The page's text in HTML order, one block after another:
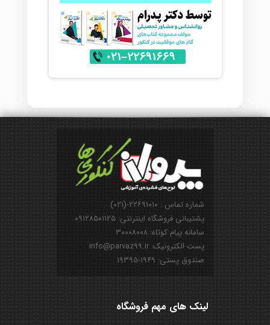
شماره تماس : ۲۲۶۹۱۰۱۰-(۰۲۱)
پشتیبانی فروشگاه اینترنتی: ۰۹۱۲۸۵۰۱۱۲۵
سامانه پیام کوتاه: ۳۰۰۰۸۰۰۸
پست الکترونیک: info@parvaz99.ir
صندوق پستی: ۱۹۴۹-۱۹۳۹۵
لینک های مهم فروشگاه